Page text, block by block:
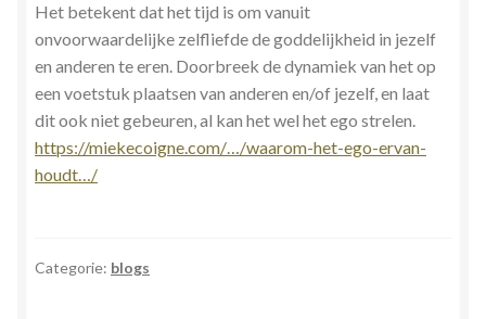
Het betekent dat het tijd is om vanuit
onvoorwaardelijke zelfliefde de goddelijkheid in jezelf
en anderen te eren. Doorbreek de dynamiek van het op
een voetstuk plaatsen van anderen en/of jezelf, en laat
dit ook niet gebeuren, al kan het wel het ego strelen.
https://miekecoigne.com/…/waarom-het-ego-ervan-
houdt…/
Categorie: blogs